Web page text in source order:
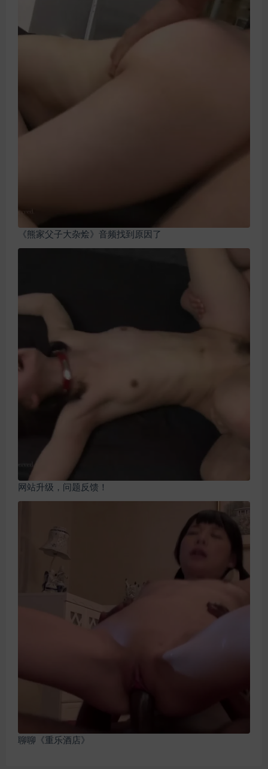
《熊家父子大杂烩》音频找到原因了
网站升级，问题反馈！
聊聊《重乐酒店》